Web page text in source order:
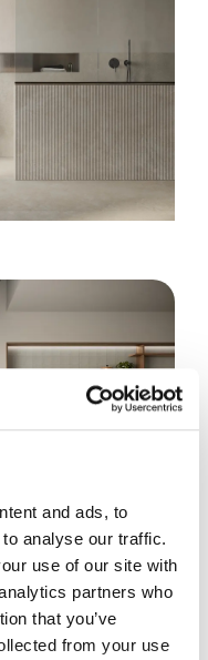
and ads, to
analyse our traffic.
use of our site with
partners who
that you’ve
from your use